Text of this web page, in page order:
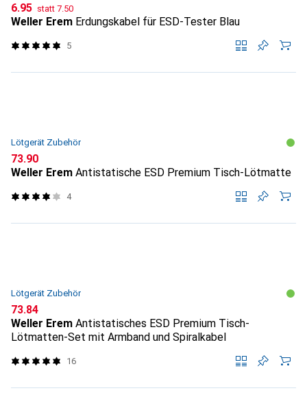
CHF
6.95 statt CHF
7.50
Weller Erem Erdungskabel für ESD-Tester Blau
5
Lötgerät Zubehör
CHF
73.90
Weller Erem Antistatische ESD Premium Tisch-Lötmatte
4
Lötgerät Zubehör
CHF
73.84
Weller Erem Antistatisches ESD Premium Tisch-
Lötmatten-Set mit Armband und Spiralkabel
16